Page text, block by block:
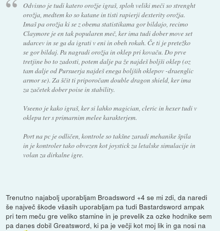
Odvisno je tudi katero orožje igraš, sploh veliki meči so strenght
orožja, medtem ko so katane in tisti rapierji dexterity orožja.
Imaš pa orožja ki se z obema statistikama gor bildajo, recimo
Claymore je en tak popularen meč, ker ima tudi dober move set
udarcev in se ga da igrati v eni in obeh rokah. Če ti je pretežko
se gor bildaj. Pa nagradi orožja in oklep pri kovaču. Do prve
tretjine bo to zadosti, potem dalje pa že najdeš boljši oklep (oz
tam dalje od Pursuerja najdeš enega boljših oklepov -draenglic
armor se). Za ščit ti priporočam double dragon shield, ker ima
za začetek dober poise in stability.
Vseeno je kako igraš, ker si lahko magician, cleric in hexer tudi v
oklepu ter s primarnim melee karakterjem.
Port na pc je odličen, kontrole so takšne zaradi mehanike špila
in je kontroler tako obvezen kot joystick za letalske simulacije in
volan za dirkalne igre.
Trenutno najabolj uporabljam Broadsword +4 se mi zdi, da naredi
še največ škode všasih uporabljam pa tudi Bastardsword ampak
pri tem meču gre veliko stamine in je prevelik za ozke hodnike sem
pa danes dobil Greatsword, ki pa je večji kot moj lik in ga nosi na